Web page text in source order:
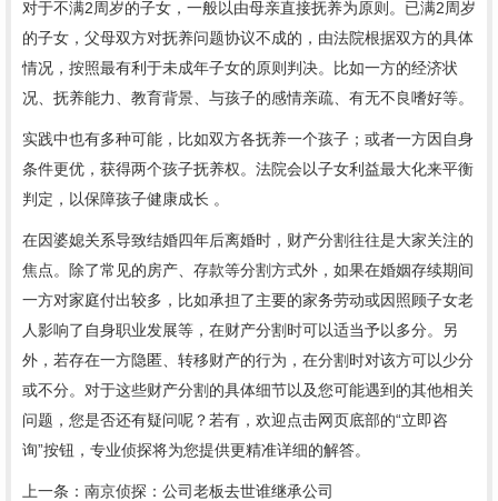
对于不满2周岁的子女，一般以由母亲直接抚养为原则。已满2周岁
的子女，父母双方对抚养问题协议不成的，由法院根据双方的具体
情况，按照最有利于未成年子女的原则判决。比如一方的经济状
况、抚养能力、教育背景、与孩子的感情亲疏、有无不良嗜好等。
实践中也有多种可能，比如双方各抚养一个孩子；或者一方因自身
条件更优，获得两个孩子抚养权。法院会以子女利益最大化来平衡
判定，以保障孩子健康成长 。
在因婆媳关系导致结婚四年后离婚时，财产分割往往是大家关注的
焦点。除了常见的房产、存款等分割方式外，如果在婚姻存续期间
一方对家庭付出较多，比如承担了主要的家务劳动或因照顾子女老
人影响了自身职业发展等，在财产分割时可以适当予以多分。另
外，若存在一方隐匿、转移财产的行为，在分割时对该方可以少分
或不分。对于这些财产分割的具体细节以及您可能遇到的其他相关
问题，您是否还有疑问呢？若有，欢迎点击网页底部的“立即咨
询”按钮，专业侦探将为您提供更精准详细的解答。
上一条： 南京侦探：公司老板去世谁继承公司